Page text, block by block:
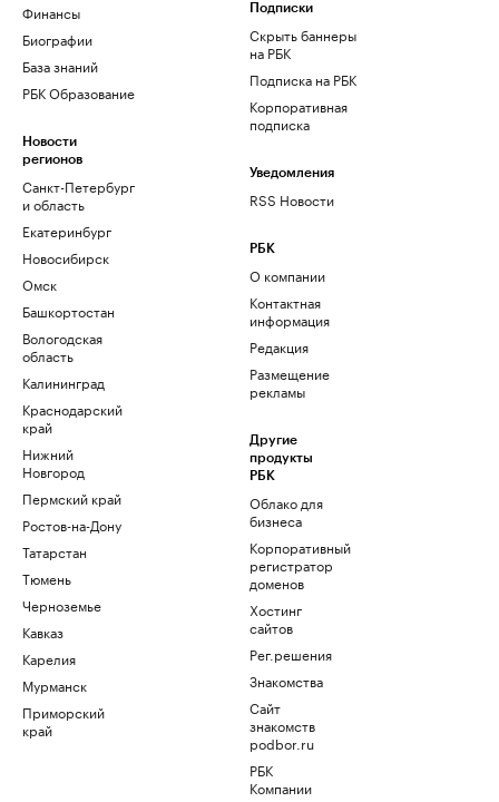
Финансы
Биографии
База знаний
РБК Образование
Новости
регионов
Санкт-Петербург
и область
Екатеринбург
Новосибирск
Омск
Башкортостан
Вологодская
область
Калининград
Краснодарский
край
Нижний
Новгород
Пермский край
Ростов-на-Дону
Татарстан
Тюмень
Черноземье
Кавказ
Карелия
Мурманск
Приморский
край
Подписки
Скрыть баннеры
на РБК
Подписка на РБК
Корпоративная
подписка
Уведомления
RSS Новости
РБК
О компании
Контактная
информация
Редакция
Размещение
рекламы
Другие
продукты
РБК
Облако для
бизнеса
Корпоративный
регистратор
доменов
Хостинг
сайтов
Рег.решения
Знакомства
Сайт
знакомств
podbor.ru
РБК
Компании